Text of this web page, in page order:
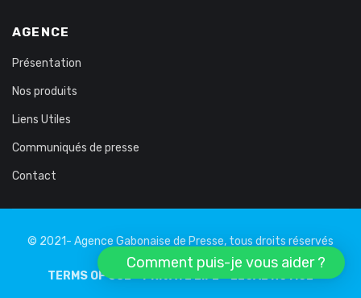
AGENCE
Présentation
Nos produits
Liens Utiles
Communiqués de presse
Contact
© 2021- Agence Gabonaise de Presse, tous droits réservés
TERMS OF USE PRIVATE LIFE LEGAL NOTICE
Comment puis-je vous aider ?